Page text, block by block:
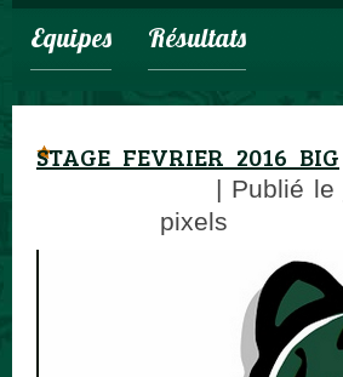
Equipes Résultats
STAGE_FEVRIER_2016_BIG
| Publié le
pixels